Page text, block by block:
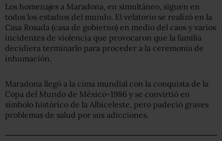
Los homenajes a Maradona, en simultáneo, siguen en
todos los estadios del mundo. El velatorio se realizó en la
Casa Rosada (casa de gobierno) en medio del caos y varios
incidentes de violencia que provocaron que la familia
decidiera terminarlo para proceder a la ceremonia de
inhumación.
Maradona llegó a la cima mundial con la conquista de la
Copa del Mundo de México-1986 y se convirtió en
símbolo histórico de la Albiceleste, pero padeció graves
problemas de salud por sus adicciones.